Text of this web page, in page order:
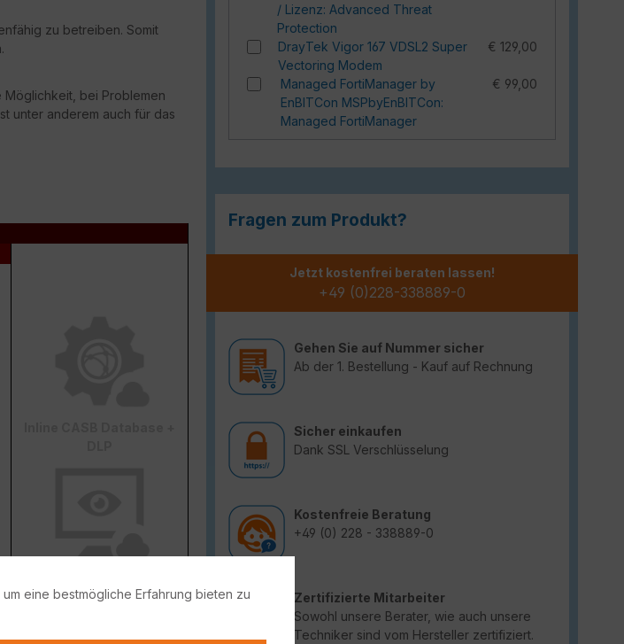
/ Lizenz: Advanced Threat
Protection
DrayTek Vigor 167 VDSL2 Super
Vectoring Modem
€ 129,00
Managed FortiManager by
EnBITCon MSPbyEnBITCon:
Managed FortiManager
€ 99,00
Fragen zum Produkt?
Jetzt kostenfrei beraten lassen!
+49 (0)228-338889-0
Gehen Sie auf Nummer sicher
Ab der 1. Bestellung - Kauf auf Rechnung
Sicher einkaufen
Dank SSL Verschlüsselung
Kostenfreie Beratung
+49 (0) 228 - 338889-0
Zertifizierte Mitarbeiter
Sowohl unsere Berater, wie auch unsere
Techniker sind vom Hersteller zertifiziert.
zu betreiben. Somit
Möglichkeit, bei Problemen
unter anderem auch für das
Prevention
eine bestmögliche Erfahrung bieten zu